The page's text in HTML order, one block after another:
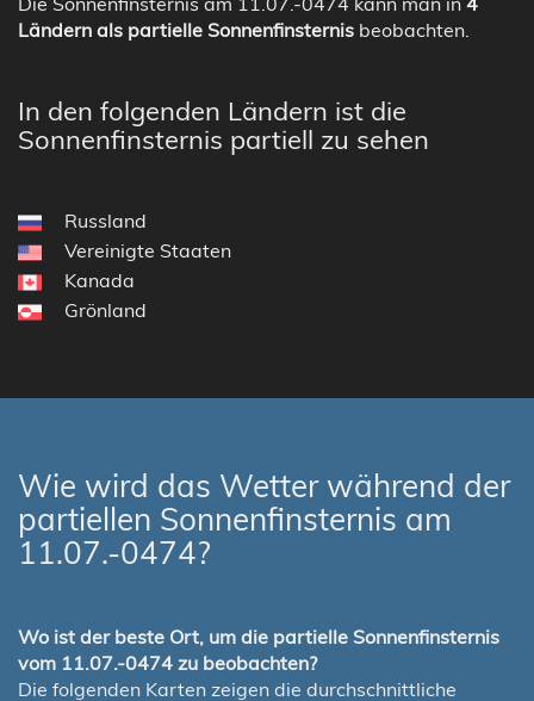
Ländern als partielle Sonnenfinsternis beobachten.
In den folgenden Ländern ist die
Sonnenfinsternis partiell zu sehen
Russland
Vereinigte Staaten
Kanada
Grönland
Wie wird das Wetter während der
partiellen Sonnenfinsternis am
11.07.-0474?
Wo ist der beste Ort, um die partielle Sonnenfinsternis
vom 11.07.-0474 zu beobachten?
Die folgenden Karten zeigen die durchschnittliche